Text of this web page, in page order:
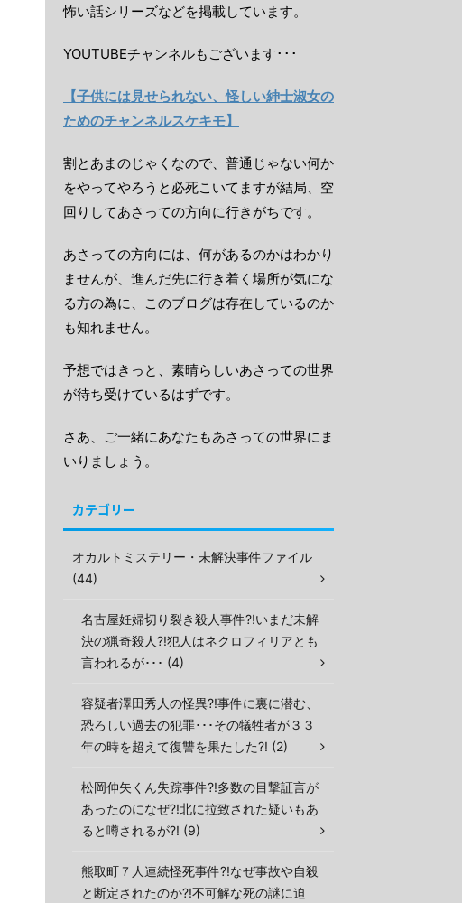
怖い話シリーズなどを掲載しています。
YOUTUBEチャンネルもございます･･･
【子供には見せられない、怪しい紳士淑女の
ためのチャンネルスケキモ】
割とあまのじゃくなので、普通じゃない何か
をやってやろうと必死こいてますが結局、空
回りしてあさっての方向に行きがちです。
あさっての方向には、何があるのかはわかり
ませんが、進んだ先に行き着く場所が気にな
る方の為に、このブログは存在しているのか
も知れません。
予想ではきっと、素晴らしいあさっての世界
が待ち受けているはずです。
さあ、ご一緒にあなたもあさっての世界にま
いりましょう。
カテゴリー
オカルトミステリー・未解決事件ファイル
(44)
名古屋妊婦切り裂き殺人事件?!いまだ未解
決の猟奇殺人?!犯人はネクロフィリアとも
言われるが･･･ (4)
容疑者澤田秀人の怪異?!事件に裏に潜む、
恐ろしい過去の犯罪･･･その犠牲者が３３
年の時を超えて復讐を果たした?! (2)
松岡伸矢くん失踪事件?!多数の目撃証言が
あったのになぜ?!北に拉致された疑いもあ
ると噂されるが?! (9)
熊取町７人連続怪死事件?!なぜ事故や自殺
と断定されたのか?!不可解な死の謎に迫